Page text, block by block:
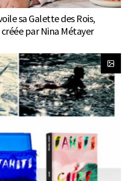
sa Galette des Rois,
par Nina Métayer